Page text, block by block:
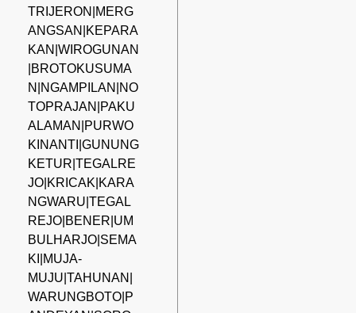
TRIJERON|MERG
ANGSAN|KEPARA
KAN|WIROGUNAN
|BROTOKUSUMA
N|NGAMPILAN|NO
TOPRAJAN|PAKU
ALAMAN|PURWO
KINANTI|GUNUNG
KETUR|TEGALRE
JO|KRICAK|KARA
NGWARU|TEGAL
REJO|BENER|UM
BULHARJO|SEMA
KI|MUJA-
MUJU|TAHUNAN|
WARUNGBOTO|P